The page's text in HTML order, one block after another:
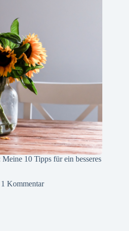
10 Tipps für ein besseres
1 Kommentar